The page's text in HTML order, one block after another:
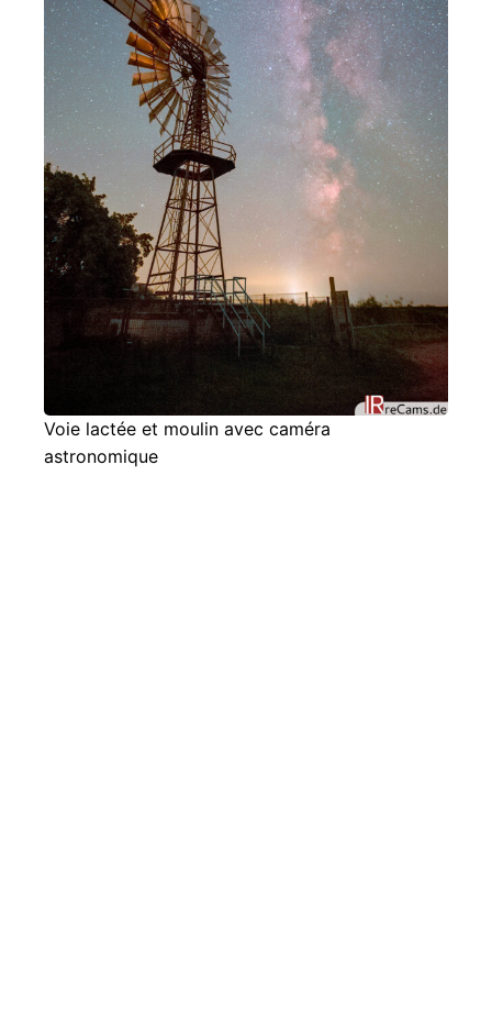
Voie lactée et moulin avec caméra
astronomique